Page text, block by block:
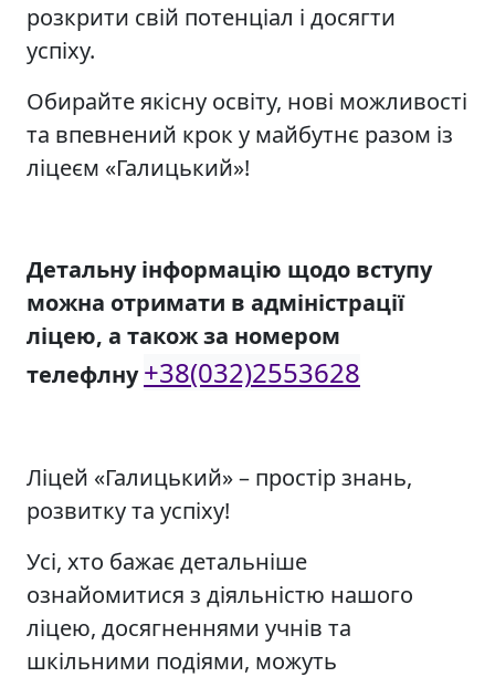
розкрити свій потенціал і досягти
успіху.
Обирайте якісну освіту, нові можливості
та впевнений крок у майбутнє разом із
ліцеєм «Галицький»!
Детальну інформацію щодо вступу
можна отримати в адміністрації
ліцею, а також за номером
телефлну+38(032)2553628
Ліцей «Галицький» – простір знань,
розвитку та успіху!
Усі, хто бажає детальніше
ознайомитися з діяльністю нашого
ліцею, досягненнями учнів та
шкільними подіями, можуть